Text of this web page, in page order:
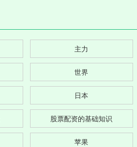
主力
世界
日本
股票配资的基础知识
苹果